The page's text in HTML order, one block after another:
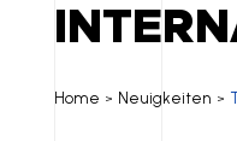
Home > Neuigkeiten >